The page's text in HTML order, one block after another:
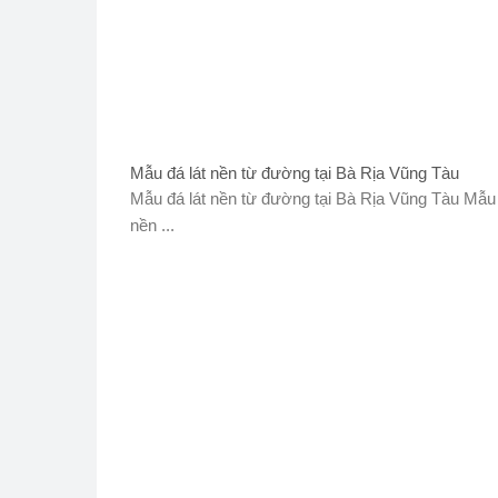
Mẫu đá lát nền từ đường tại Bà Rịa Vũng Tàu
Mẫu đá lát nền từ đường tại Bà Rịa Vũng Tàu
nền ...